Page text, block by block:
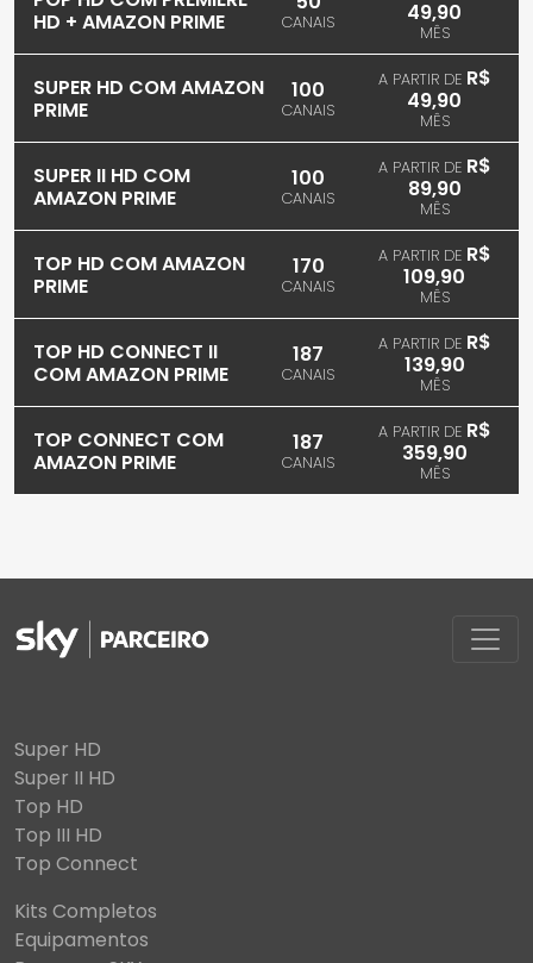
HD + AMAZON PRIME
CANAIS
49,90
MÊS
SUPER HD COM AMAZON
PRIME
100
CANAIS
A PARTIR DE R$
49,90
MÊS
SUPER II HD COM
AMAZON PRIME
100
CANAIS
A PARTIR DE R$
89,90
MÊS
TOP HD COM AMAZON
PRIME
170
CANAIS
A PARTIR DE R$
109,90
MÊS
TOP HD CONNECT II
COM AMAZON PRIME
187
CANAIS
A PARTIR DE R$
139,90
MÊS
TOP CONNECT COM
AMAZON PRIME
187
CANAIS
A PARTIR DE R$
359,90
MÊS
Super HD
Super II HD
Top HD
Top III HD
Top Connect
Kits Completos
Equipamentos